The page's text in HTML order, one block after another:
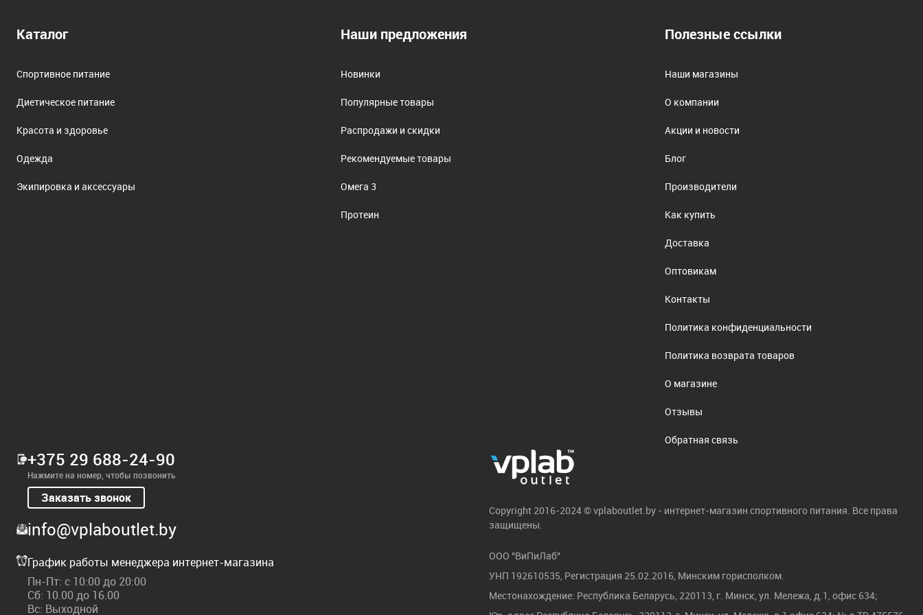
Каталог
Спортивное питание
Диетическое питание
Красота и здоровье
Одежда
Экипировка и аксессуары
Наши предложения
Новинки
Популярные товары
Распродажи и скидки
Рекомендуемые товары
Омега 3
Протеин
Полезные ссылки
Наши магазины
О компании
Акции и новости
Блог
Производители
Как купить
Доставка
Оптовикам
Контакты
Политика конфиденциальности
Политика возврата товаров
О магазине
Отзывы
Обратная связь
+375 29 688-24-90
Нажмите на номер, чтобы позвонить
Заказать звонок
info@vplaboutlet.by
График работы менеджера интернет-магазина
Пн-Пт: с 10:00 до 20:00
Сб: 10.00 до 16.00
Вс: Выходной
Copyright 2016-2024 © vplaboutlet.by - интернет-магазин спортивного питания. Все права
защищены.
ООО "ВиПиЛаб"
УНП 192610535, Регистрация 25.02.2016, Минским горисполком.
Местонахождение: Республика Беларусь, 220113, г. Минск, ул. Мележа, д.1, офис 634;